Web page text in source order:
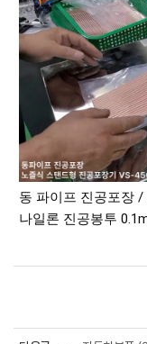
동 파이프 진공포장 /
나일론 진공봉투